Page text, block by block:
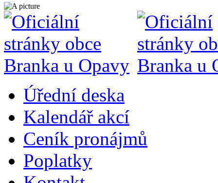
Úřední deska
Kalendář akcí
Ceník pronájmů
Poplatky